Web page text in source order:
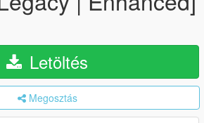
Letöltés
Megosztás